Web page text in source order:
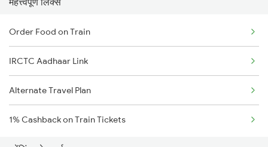
Order Food on Train
IRCTC Aadhaar Link
Alternate Travel Plan
1% Cashback on Train Tickets